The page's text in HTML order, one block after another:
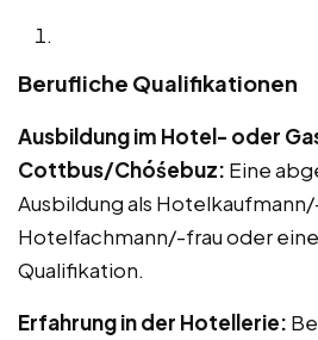
Berufliche Qualifikationen
Ausbildung im Hotel- oder
Cottbus/Chóśebuz: Eine
Ausbildung als
Hotelfachmann/-frau oder
Qualifikation.
Erfahrung in der Hotellerie: